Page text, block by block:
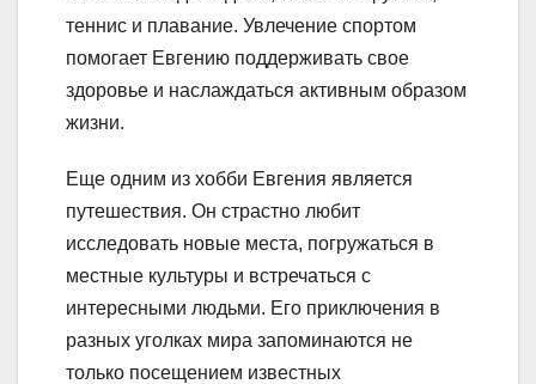
теннис и плавание. Увлечение спортом
помогает Евгению поддерживать свое
здоровье и наслаждаться активным образом
жизни.
Еще одним из хобби Евгения является
путешествия. Он страстно любит
исследовать новые места, погружаться в
местные культуры и встречаться с
интересными людьми. Его приключения в
разных уголках мира запоминаются не
только посещением известных